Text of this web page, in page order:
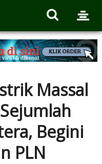
Massal
Begini
PLN